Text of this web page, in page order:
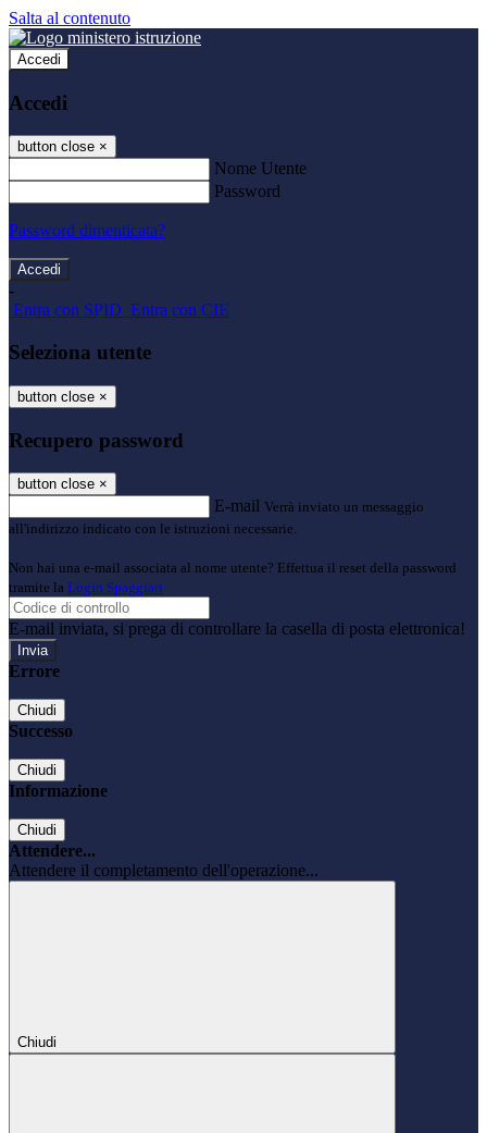
Salta al contenuto
Accedi
Accedi
button close ×
Nome Utente
Password
Password dimenticata?
-
Entra con SPID Entra con CIE
Seleziona utente
button close ×
Recupero password
button close ×
E-mail Verrà inviato un messaggio
all'indirizzo indicato con le istruzioni necessarie.
Non hai una e-mail associata al nome utente? Effettua il reset della password
tramite la Login Spaggiari
E-mail inviata, si prega di controllare la casella di posta elettronica!
Errore
Chiudi
Successo
Chiudi
Informazione
Chiudi
Attendere...
Attendere il completamento dell'operazione...
Chiudi